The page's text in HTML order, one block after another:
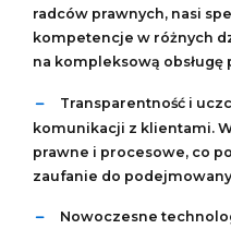
radców prawnych, nasi
kompetencje w różnych
na kompleksową
Transparentność i
komunikacji z klientami.
prawne i procesowe, co
zaufanie do
Nowoczesne